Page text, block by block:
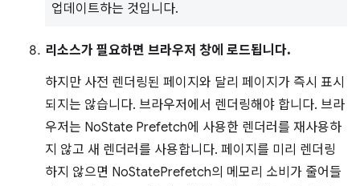
업데이트하는 것입니다.
리소스가 필요하면 브라우저 창에 로드됩니다.
하지만 사전 렌더링된 페이지와 달리 페이지가 즉시 표시
되지는 않습니다. 브라우저에서 렌더링해야 합니다. 브라
우저는 NoState Prefetch에 사용한 렌더러를 재사용하
지 않고 새 렌더러를 사용합니다. 페이지를 미리 렌더링
하지 않으면 NoStatePrefetch의 메모리 소비가 줄어들